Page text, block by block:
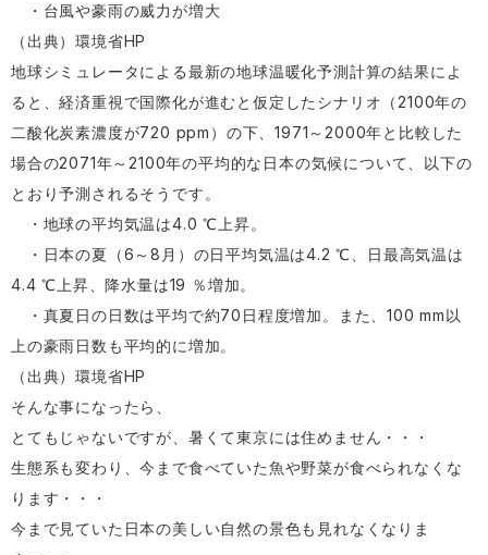
・台風や豪雨の威力が増大
（出典）環境省HP
地球シミュレータによる最新の地球温暖化予測計算の結果によ
ると、経済重視で国際化が進むと仮定したシナリオ（2100年の
二酸化炭素濃度が720 ppm）の下、1971～2000年と比較した
場合の2071年～2100年の平均的な日本の気候について、以下の
とおり予測されるそうです。
・地球の平均気温は4.0 ℃上昇。
・日本の夏（6～8月）の日平均気温は4.2 ℃、日最高気温は
4.4 ℃上昇、降水量は19 ％増加。
・真夏日の日数は平均で約70日程度増加。また、100 mm以
上の豪雨日数も平均的に増加。
（出典）環境省HP
そんな事になったら、
とてもじゃないですが、暑くて東京には住めません・・・
生態系も変わり、今まで食べていた魚や野菜が食べられなくな
ります・・・
今まで見ていた日本の美しい自然の景色も見れなくなりま